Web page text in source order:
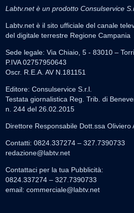
Labtv.net è un prodotto Consulservice
Labtv.net è il sito ufficiale del canale
del digitale terrestre Regione Campania
Sede legale: Via Chiaio, 5 - 83010 –
P.IVA 02757950643
Oscr. R.E.A. AV N.181151
Editore: Consulservice S.r.l.
Testata giornalistica Reg. Trib. di
n. 244 del 26.02.2015
Direttore Responsabile Dott.ssa Oliviero
Contatti: 0824.337274 – 327.7390733
redazione@labtv.net
Contattaci per la tua Pubblicità:
0824.337274 – 327.7390733
email: commerciale@labtv.net